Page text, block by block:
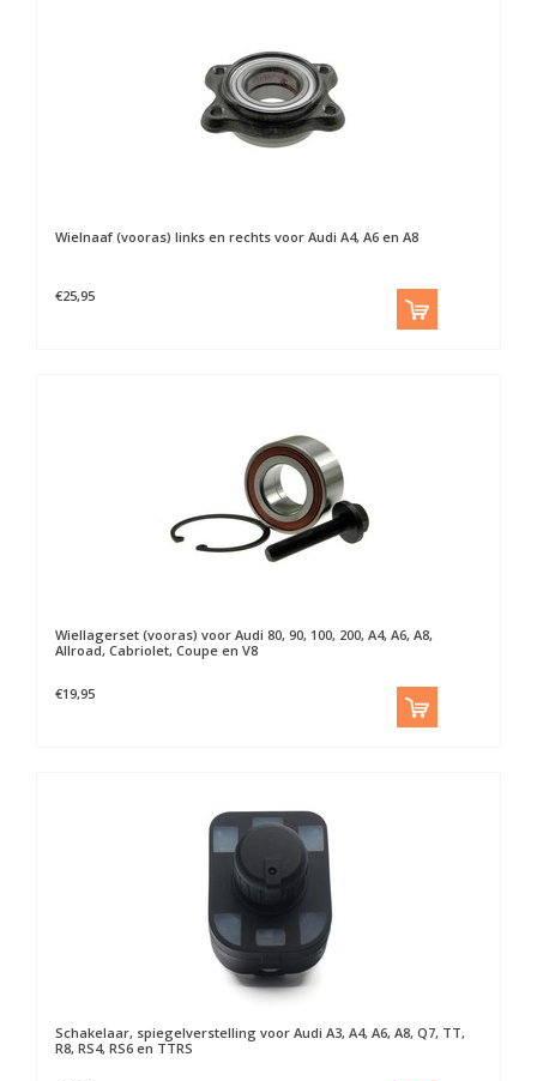
Wielnaaf (vooras) links en rechts voor Audi A4, A6 en A8
€25,95
Wiellagerset (vooras) voor Audi 80, 90, 100, 200, A4, A6, A8,
Allroad, Cabriolet, Coupe en V8
€19,95
Schakelaar, spiegelverstelling voor Audi A3, A4, A6, A8, Q7, TT,
R8, RS4, RS6 en TTRS